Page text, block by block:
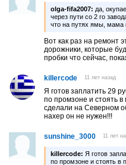
olga-fifa2007: да,
через пути со 2 го
что на путях ямы, мама
Вот как раз на ремонт
дорожники, которые
пробки что сейчас,
killercode 11 лет назад
Я готов заплатить 29
по промзоне и стоять в
сделали на Северном
нахер он не нужен!!!
sunshine_3000 11 лет
killercode: Я готов
по промзоне и стоять в